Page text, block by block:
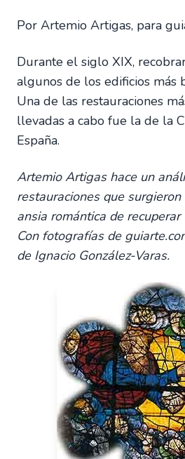
Por Artemio Artigas, para
Durante el siglo XIX,
algunos de los edificios más
Una de las restauraciones
llevadas a cabo fue la de la
España.
Artemio Artigas hace un
restauraciones que
ansia romántica de
Con fotografías de
de Ignacio González-Varas.